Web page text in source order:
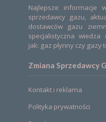
Najlepsze informacje
sprzedawcy gazu,
dostawców gazu
specjalistyczna wiedza
jak: gaz płynny czy gazy
Zmiana Sprzedawcy
Kontakt i reklama
Polityka prywatności